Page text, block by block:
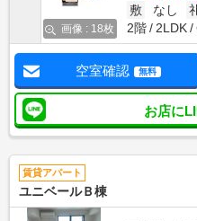
画像 : 18枚
敷
なし
2階
2LDK
空室確認 無料
お店に
賃貸アパート
ユニベールＢ棟